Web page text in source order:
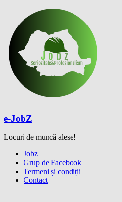
content
e-JobZ
Locuri de muncă alese!
Meniu Jobz
Grup de Facebook
Termeni și condiții
Contact